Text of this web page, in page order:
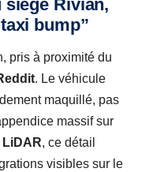
Rivian,
bump”
pris à proximité du
. Le véhicule
maquillé, pas
massif sur
LiDAR, ce détail
visibles sur le